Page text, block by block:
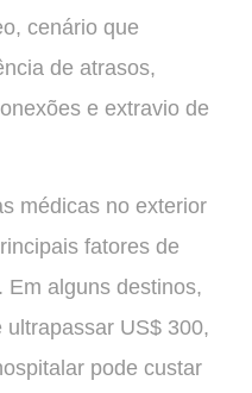
cenário que
de atrasos,
e extravio de
médicas no exterior
fatores de
Em alguns destinos,
US$ 300,
pode custar